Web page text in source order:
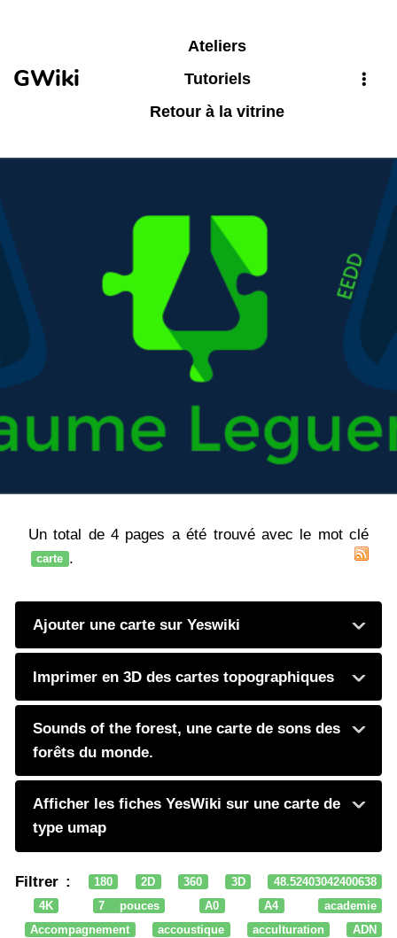
GWiki
Ateliers
Tutoriels
Retour à la vitrine
Un total de 4 pages a été trouvé avec le mot clé
carte .
Ajouter une carte sur Yeswiki
Imprimer en 3D des cartes topographiques
Sounds of the forest, une carte de sons des
forêts du monde.
Afficher les fiches YesWiki sur une carte de
type umap
Filtrer : 180 2D 360 3D
48.52403042400638
4K
7 pouces A0 A4
academie
Accompagnement
accoustique acculturation
ADN